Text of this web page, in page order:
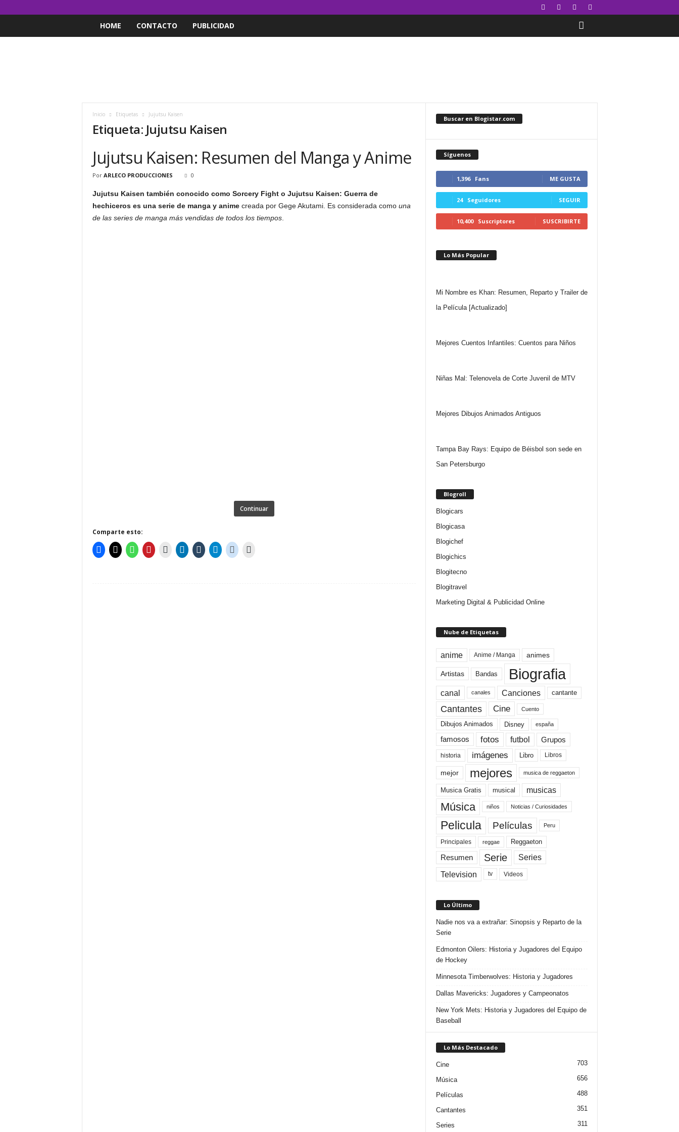
HOME CONTACTO PUBLICIDAD
Inicio Etiquetas Jujutsu Kaisen
Etiqueta: Jujutsu Kaisen
Jujutsu Kaisen: Resumen del Manga y Anime
Por ARLECO PRODUCCIONES 0
Jujutsu Kaisen también conocido como Sorcery Fight o Jujutsu Kaisen: Guerra de
hechiceros es una serie de manga y animecreada por Gege Akutami. Es considerada como una
de las series de manga más vendidas de todos los tiempos.
Continuar
Comparte esto:
Buscar en Blogistar.com
Síguenos
1,396 Fans ME GUSTA
24 Seguidores SEGUIR
10,400 Suscriptores SUSCRIBIRTE
Lo Más Popular
Mi Nombre es Khan: Resumen, Reparto y Trailer de
la Película [Actualizado]
Mejores Cuentos Infantiles: Cuentos para Niños
Niñas Mal: Telenovela de Corte Juvenil de MTV
Mejores Dibujos Animados Antiguos
Tampa Bay Rays: Equipo de Béisbol son sede en
San Petersburgo
Blogroll
Blogicars
Blogicasa
Blogichef
Blogichics
Blogitecno
Blogitravel
Marketing Digital & Publicidad Online
Nube de Etiquetas
anime Anime / Manga animes
Artistas Bandas Biografia
canal canales Canciones cantante
Cantantes Cine Cuento
Dibujos Animados Disney españa
famosos fotos futbol Grupos
historia imágenes Libro Libros
mejor mejores musica de reggaeton
Musica Gratis musical musicas
Música niños Noticias / Curiosidades
Pelicula Películas Peru
Principales reggae Reggaeton
Resumen Serie Series
Television tv Videos
Lo Último
Nadie nos va a extrañar: Sinopsis y Reparto de la
Serie
Edmonton Oilers: Historia y Jugadores del Equipo
de Hockey
Minnesota Timberwolves: Historia y Jugadores
Dallas Mavericks: Jugadores y Campeonatos
New York Mets: Historia y Jugadores del Equipo de
Baseball
Lo Más Destacado
Cine 703
Música 656
Películas 488
Cantantes 351
Series 311